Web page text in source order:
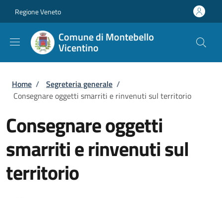
Regione Veneto
Comune di Montebello
Vicentino
Briciole di pane
Home / Segreteria generale /
Consegnare oggetti smarriti e rinvenuti sul territorio
Consegnare oggetti
smarriti e rinvenuti sul
territorio